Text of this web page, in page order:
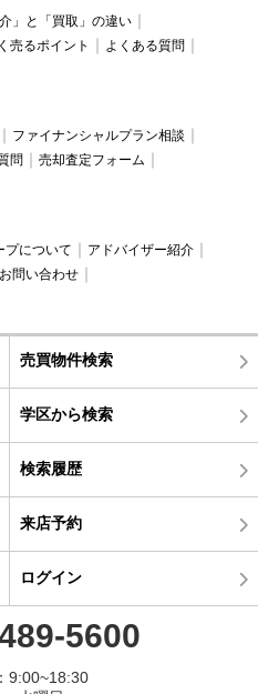
介」と「買取」の違い
売るポイント
よくある質問
ファイナンシャルプラン相談
問
売却査定フォーム
プについて
アドバイザー紹介
お問い合わせ
売買物件検索
学区から検索
検索履歴
来店予約
ログイン
5600
9:00~18:30